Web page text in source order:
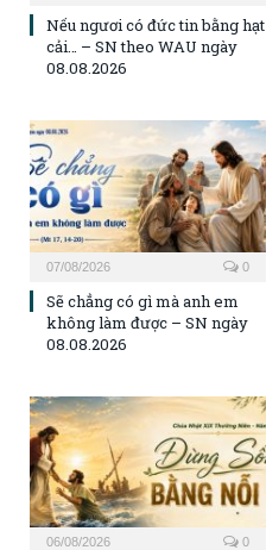
Nếu ngươi có đức tin bằng hạt
cải… – SN theo WAU ngày
08.08.2026
07/08/2026 0
Sẽ chẳng có gì mà anh em
không làm được – SN ngày
08.08.2026
06/08/2026 0